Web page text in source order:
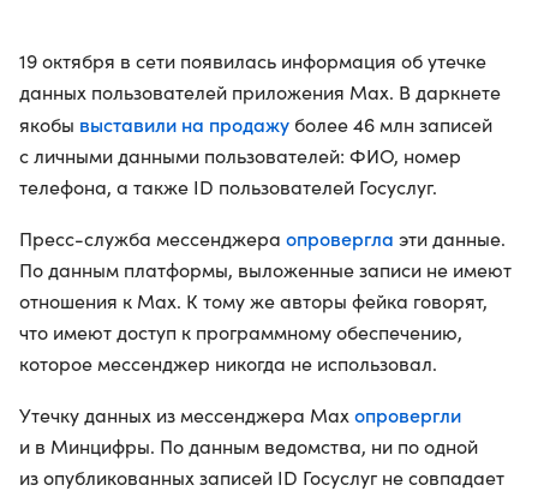
19 октября в сети появилась информация об утечке
данных пользователей приложения Max. В даркнете
якобы выставили на продажу более 46 млн записей
с личными данными пользователей: ФИО, номер
телефона, а также ID пользователей Госуслуг.
Пресс-служба мессенджера опровергла эти данные.
По данным платформы, выложенные записи не имеют
отношения к Max. К тому же авторы фейка говорят,
что имеют доступ к программному обеспечению,
которое мессенджер никогда не использовал.
Утечку данных из мессенджера Max опровергли
и в Минцифры. По данным ведомства, ни по одной
из опубликованных записей ID Госуслуг не совпадает